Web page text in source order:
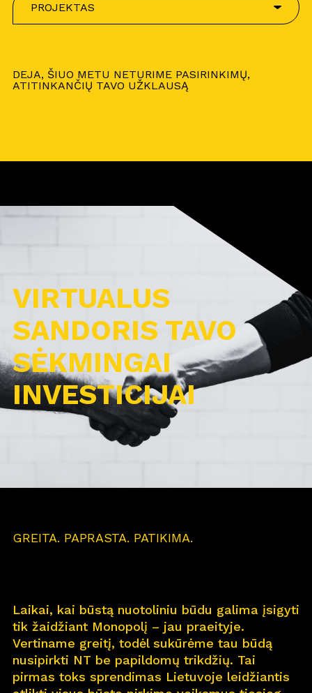
PROJEKTAS
DEJA, ŠIUO METU NETURIME PASIRINKIMŲ,
ATITINKANČIŲ TAVO UŽKLAUSĄ
VIRTUALUS
SANDORIS TAVO
SĖKMINGAI
INVESTICIJAI
GREITA. PAPRASTA. PATIKIMA.
Laikai, kai būstą nuotoliniu būdu galima įsigyti
tik žaidžiant Monopolį – jau praeityje.
Vertiname greitį, todėl sukūrėme tau būdą
nusipirkti NT be papildomų trikdžių. Tai
pirmas toks sprendimas Lietuvoje leidžiantis